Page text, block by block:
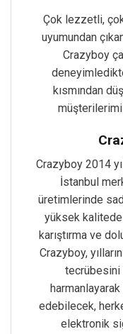
Çok lezzetli,
uyumundan
Crazyboy
kısmından
Crazyboy 2014
İstanbul
üretimlerinde
yüksek
karıştırma ve
Crazyboy,
tecrübesini
edebilecek,
elektronik